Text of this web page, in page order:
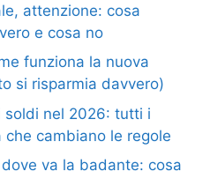
attenzione: cosa
e cosa no
funziona la nuova
si risparmia davvero)
soldi nel 2026: tutti i
cambiano le regole
va la badante: cosa